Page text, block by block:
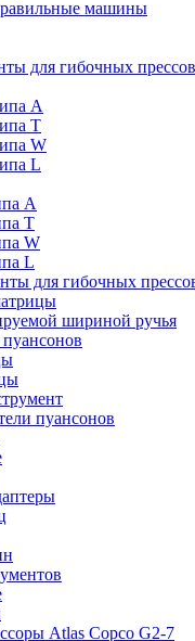
машины
для гибочных прессов
A
T
W
L
A
T
W
L
для гибочных
шириной ручья
пуансонов
Atlas Copco G2-7